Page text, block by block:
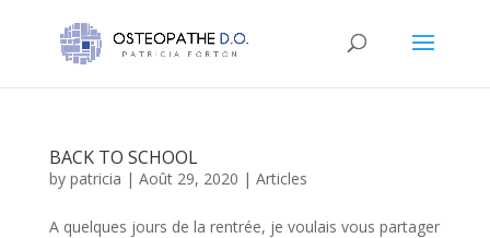
BACK TO SCHOOL
by patricia | Août 29, 2020 | Articles
A quelques jours de la rentrée, je voulais vous partager